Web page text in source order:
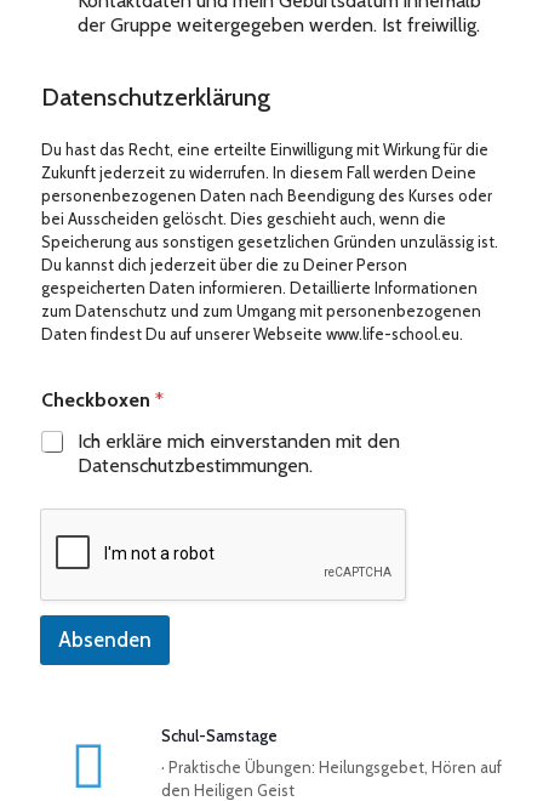
der Gruppe weitergegeben werden. Ist freiwillig.
Datenschutzerklärung
Du hast das Recht, eine erteilte Einwilligung mit Wirkung für die
Zukunft jederzeit zu widerrufen. In diesem Fall werden Deine
personenbezogenen Daten nach Beendigung des Kurses oder
bei Ausscheiden gelöscht. Dies geschieht auch, wenn die
Speicherung aus sonstigen gesetzlichen Gründen unzulässig ist.
Du kannst dich jederzeit über die zu Deiner Person
gespeicherten Daten informieren. Detaillierte Informationen
zum Datenschutz und zum Umgang mit personenbezogenen
Daten findest Du auf unserer Webseite www.life-school.eu.
Checkboxen *
Ich erkläre mich einverstanden mit den
Datenschutzbestimmungen.
Absenden
Schul-Samstage
· Praktische Übungen: Heilungsgebet, Hören auf
den Heiligen Geist